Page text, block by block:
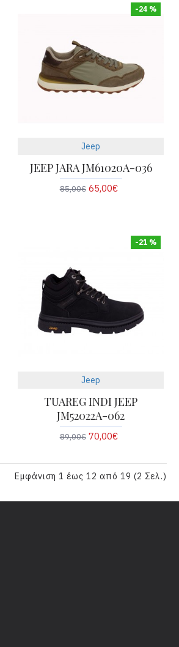
-24 %
Jeep
JEEP JARA JM61020A-036
85,00€ 65,00€
-21 %
Jeep
TUAREG INDI JEEP
JM52022A-062
89,00€ 70,00€
Εμφάνιση 1 έως 12 από 19 (2 Σελ.)